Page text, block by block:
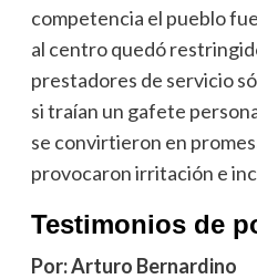
competencia el pueblo
al centro quedó
prestadores de servicio
si traían un gafete
se convirtieron en
provocaron irritación e
Testimonios de
Por: Arturo Bernardino